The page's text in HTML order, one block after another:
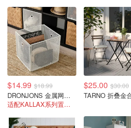
$14.99 $18.99
DRONJONS 金属网状收纳盒
适配KALLAX系列置物架
$25.00 $30.00
TARNO 折叠金